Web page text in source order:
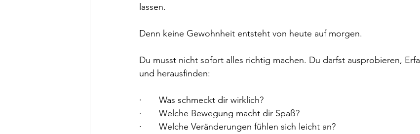
lassen.
Denn keine Gewohnheit entsteht von heute auf morgen.
Du musst nicht sofort alles richtig machen. Du darfst ausprobieren,
und herausfinden:
·       Was schmeckt dir wirklich?
·       Welche Bewegung macht dir Spaß?
·       Welche Veränderungen fühlen sich leicht an?